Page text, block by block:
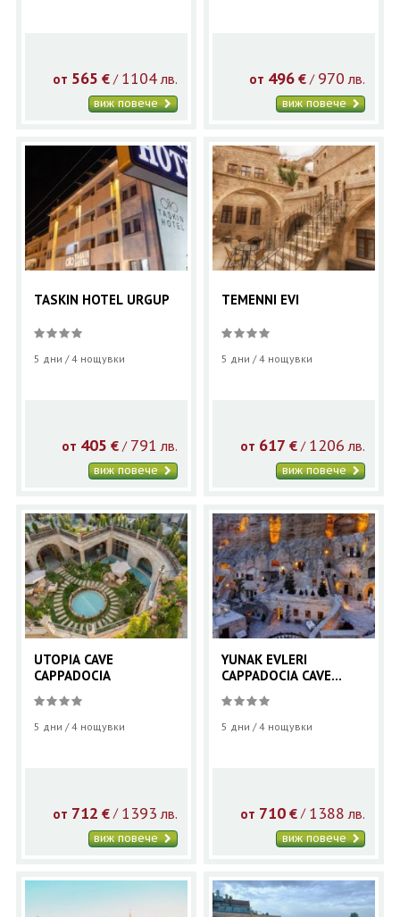
от 565 €/ 1104 лв.
виж повече
от 496 € / 970 лв.
виж повече
TASKIN HOTEL URGUP
5 дни / 4 нощувки
от 405 €/ 791 лв.
виж повече
TEMENNI EVI
5 дни / 4 нощувки
от 617 € / 1206 лв.
виж повече
UTOPIA CAVE
CAPPADOCIA
5 дни / 4 нощувки
от 712 €/ 1393 лв.
виж повече
YUNAK EVLERI
CAPPADOCIA CAVE
5 дни / 4 нощувки
от 710 € / 1388 лв.
виж повече